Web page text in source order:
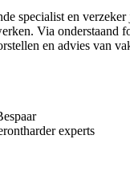
specialist en
Via onderstaand
en advies van
experts